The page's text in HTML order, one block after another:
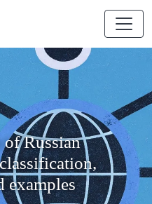
Russian
examples